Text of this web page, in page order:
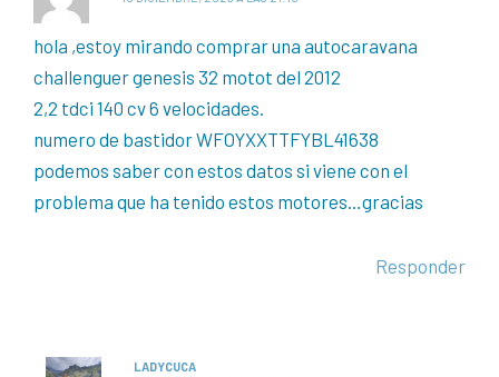
hola ,estoy mirando comprar una autocaravana
challenguer genesis 32 motot del 2012
2,2 tdci 140 cv 6 velocidades.
numero de bastidor WFOYXXTTFYBL41638
podemos saber con estos datos si viene con el
problema que ha tenido estos motores…gracias
Responder
LADYCUCA